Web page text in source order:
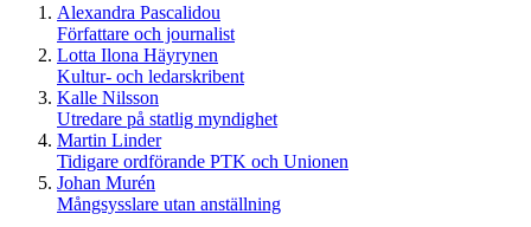
Alexandra Pascalidou
Författare och journalist
Lotta Ilona Häyrynen
Kultur- och ledarskribent
Kalle Nilsson
Utredare på statlig myndighet
Martin Linder
Tidigare ordförande PTK och Unionen
Johan Murén
Mångsysslare utan anställning